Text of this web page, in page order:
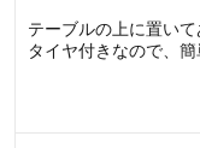
テーブルの上に置い
タイヤ付きなので、